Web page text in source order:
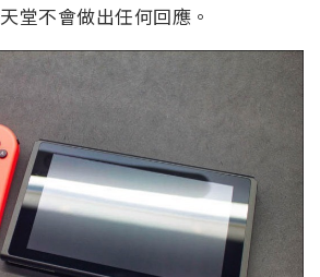
堂不會做出任何回應。